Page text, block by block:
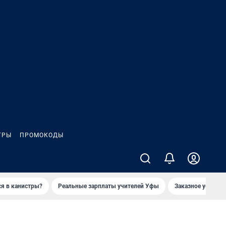
ПРОМОКОДЫ
в канистры? Реальные зарплаты учителей Уфы Заказное